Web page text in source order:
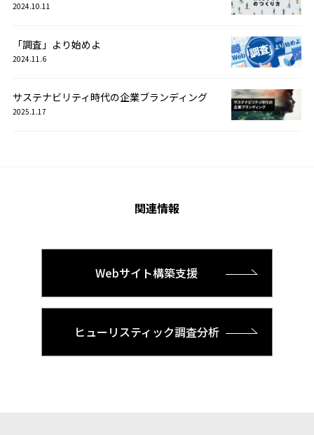
2024.10.11
「調査」より始めよ
2024.11.6
サステナビリティ時代の企業ブランディング
2025.1.17
関連情報
Webサイト構築支援
ヒューリスティック調査分析